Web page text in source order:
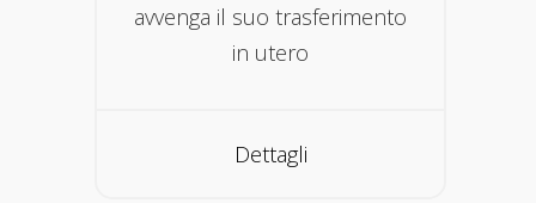
avvenga il suo trasferimento
in utero
Dettagli